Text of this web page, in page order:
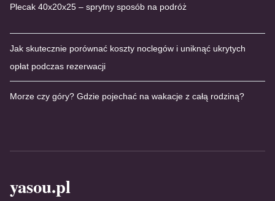
Plecak 40x20x25 – sprytny sposób na podróż
Jak skutecznie porównać koszty noclegów i uniknąć ukrytych
opłat podczas rezerwacji
Morze czy góry? Gdzie pojechać na wakacje z całą rodziną?
yasou.pl